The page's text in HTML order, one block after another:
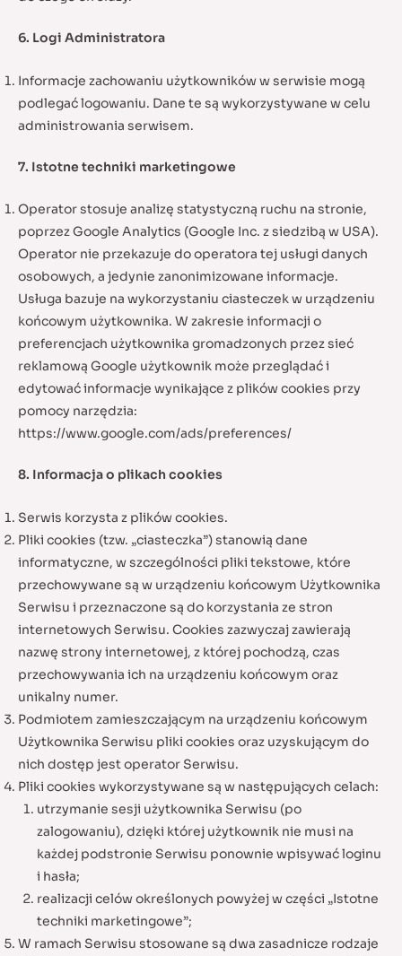
6. Logi Administratora
Informacje zachowaniu użytkowników w serwisie mogą
podlegać logowaniu. Dane te są wykorzystywane w celu
administrowania serwisem.
7. Istotne techniki marketingowe
Operator stosuje analizę statystyczną ruchu na stronie,
poprzez Google Analytics (Google Inc. z siedzibą w USA).
Operator nie przekazuje do operatora tej usługi danych
osobowych, a jedynie zanonimizowane informacje.
Usługa bazuje na wykorzystaniu ciasteczek w urządzeniu
końcowym użytkownika. W zakresie informacji o
preferencjach użytkownika gromadzonych przez sieć
reklamową Google użytkownik może przeglądać i
edytować informacje wynikające z plików cookies przy
pomocy narzędzia:
https://www.google.com/ads/preferences/
8. Informacja o plikach cookies
Serwis korzysta z plików cookies.
Pliki cookies (tzw. „ciasteczka”) stanowią dane
informatyczne, w szczególności pliki tekstowe, które
przechowywane są w urządzeniu końcowym Użytkownika
Serwisu i przeznaczone są do korzystania ze stron
internetowych Serwisu. Cookies zazwyczaj zawierają
nazwę strony internetowej, z której pochodzą, czas
przechowywania ich na urządzeniu końcowym oraz
unikalny numer.
Podmiotem zamieszczającym na urządzeniu końcowym
Użytkownika Serwisu pliki cookies oraz uzyskującym do
nich dostęp jest operator Serwisu.
Pliki cookies wykorzystywane są w następujących celach:
utrzymanie sesji użytkownika Serwisu (po
zalogowaniu), dzięki której użytkownik nie musi na
każdej podstronie Serwisu ponownie wpisywać loginu
i hasła;
realizacji celów określonych powyżej w części „Istotne
techniki marketingowe”;
W ramach Serwisu stosowane są dwa zasadnicze rodzaje